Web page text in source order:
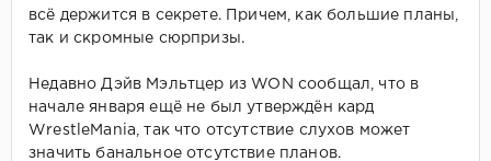
всё держится в секрете. Причем, как большие планы,
так и скромные сюрпризы.
Недавно Дэйв Мэльтцер из WON сообщал, что в
начале января ещё не был утверждён кард
WrestleMania, так что отсутствие слухов может
значить банальное отсутствие планов.